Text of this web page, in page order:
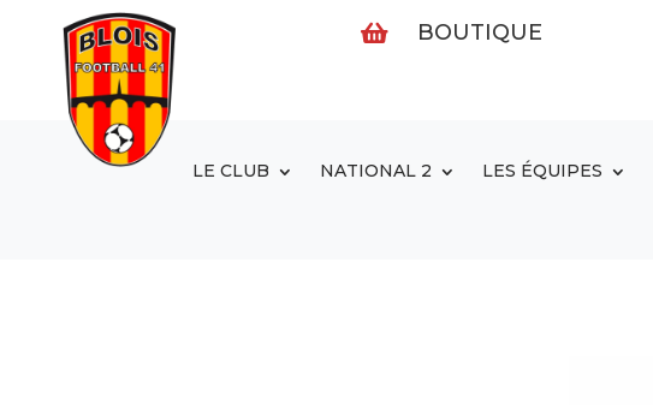
 BOUTIQUE
LE CLUB NATIONAL 2 LES ÉQUIPES